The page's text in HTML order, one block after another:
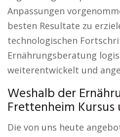
Anpassungen
besten Resultate zu
technologischen
Ernährungsberatung
weiterentwickelt und
Weshalb der
Frettenheim
Die von uns heute